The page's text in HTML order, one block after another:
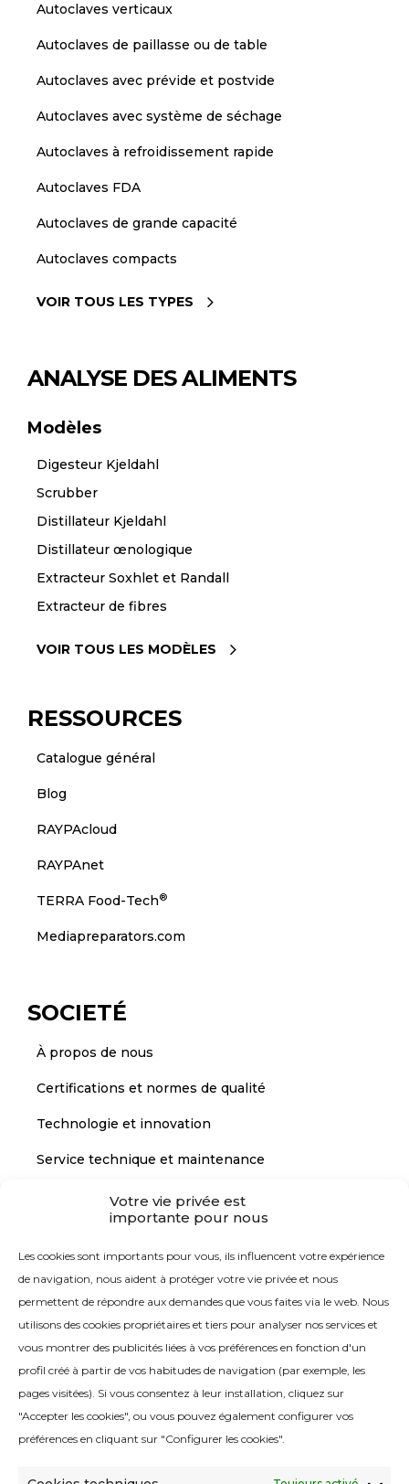
Votre vie privée est
importante pour nous
Les cookies sont importants pour vous, ils influencent votre expérience
de navigation, nous aident à protéger votre vie privée et nous
permettent de répondre aux demandes que vous faites via le web. Nous
utilisons des cookies propriétaires et tiers pour analyser nos services et
vous montrer des publicités liées à vos préférences en fonction d'un
profil créé à partir de vos habitudes de navigation (par exemple, les
pages visitées). Si vous consentez à leur installation, cliquez sur
"Accepter les cookies", ou vous pouvez également configurer vos
préférences en cliquant sur "Configurer les cookies".
Autoclaves verticaux
Autoclaves de paillasse ou de table
Autoclaves avec prévide et postvide
Autoclaves avec système de séchage
Autoclaves à refroidissement rapide
Autoclaves FDA
Autoclaves de grande capacité
Autoclaves compacts
VOIR TOUS LES TYPES
ANALYSE DES ALIMENTS
Modèles
Digesteur Kjeldahl
Scrubber
Distillateur Kjeldahl
Distillateur œnologique
Extracteur Soxhlet et Randall
Extracteur de fibres
VOIR TOUS LES MODÈLES
RESSOURCES
Catalogue général
Blog
RAYPAcloud
RAYPAnet
TERRA Food-Tech®
Mediapreparators.com
SOCIETÉ
À propos de nous
Certifications et normes de qualité
Technologie et innovation
Service technique et maintenance
Contactez-nous
Avis juridique